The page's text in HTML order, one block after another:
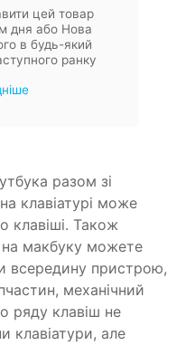
цей товар
дня або Нова
в будь-який
ранку
разом зі
клавіатурі може
клавіші. Також
макбуку можете
всередину пристрою,
механічний
ряду клавіш не
клавіатури, але